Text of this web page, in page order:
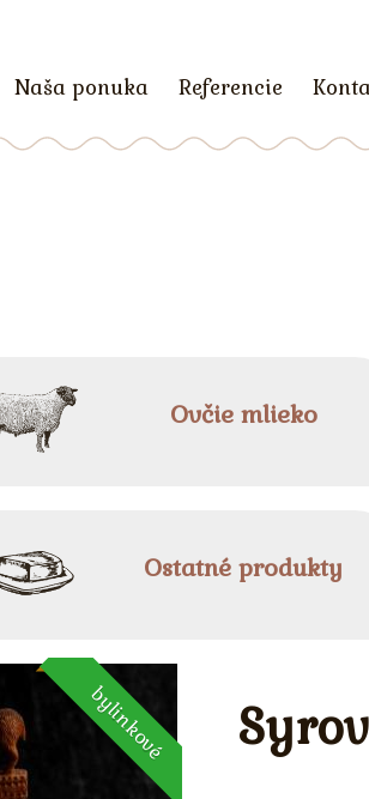
Naša ponuka Referencie
Ovčie mlieko
Ostatné produkty
bylinkové